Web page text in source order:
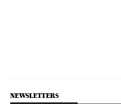
NEWSLETTERS